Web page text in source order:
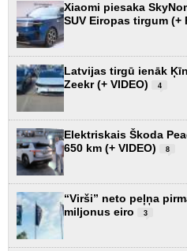
Xiaomi piesaka
SUV Eiropas tirgum (+
Latvijas tirgū ienāk
Zeekr (+ VIDEO)
4
Elektriskais Škoda
650 km (+ VIDEO)
8
“Virši” neto peļņa
miljonus eiro
3